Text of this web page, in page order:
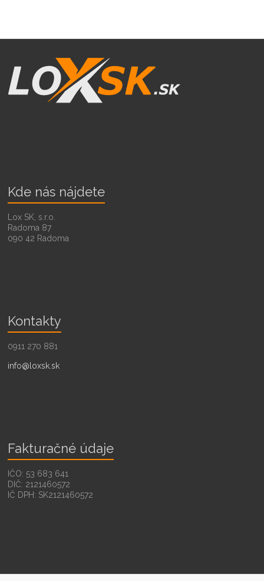
Kde nás nájdete
Lox SK, s.r.o.
Radoma 87
090 42 Radoma
Kontakty
0911 270 881
info@loxsk.sk
Fakturačné údaje
IČO: 53 683 641
DIČ: 2121460572
IČ DPH: SK2121460572